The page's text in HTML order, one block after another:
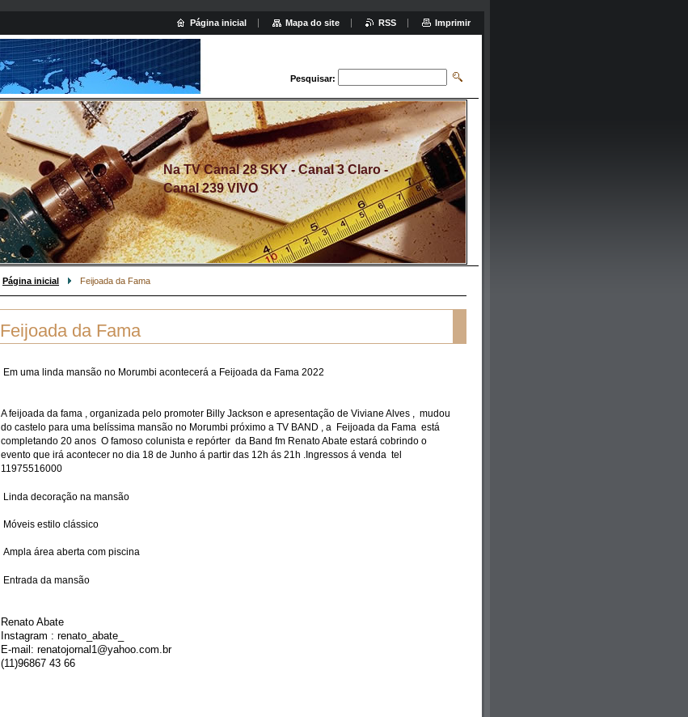
Pesquisar:
Na TV Canal 28 SKY - Canal 3 Claro -
Canal 239 VIVO
Página inicial Feijoada da Fama
Feijoada da Fama
Em uma linda mansão no Morumbi acontecerá a Feijoada da Fama 2022
A feijoada da fama , organizada pelo promoter Billy Jackson e apresentação de Viviane Alves , mudou
do castelo para uma belíssima mansão no Morumbi próximo a TV BAND , a Feijoada da Fama está
completando 20 anos O famoso colunista e repórter da Band fm Renato Abate estará cobrindo o
evento que irá acontecer no dia 18 de Junho á partir das 12h ás 21h .Ingressos á venda tel
11975516000
Linda decoração na mansão
Móveis estilo clássico
Ampla área aberta com piscina
Entrada da mansão
Renato Abate
Instagram : renato_abate_
E-mail: renatojornal1@yahoo.com.br
(11)96867 43 66
Página inicial Mapa do site RSS Imprimir